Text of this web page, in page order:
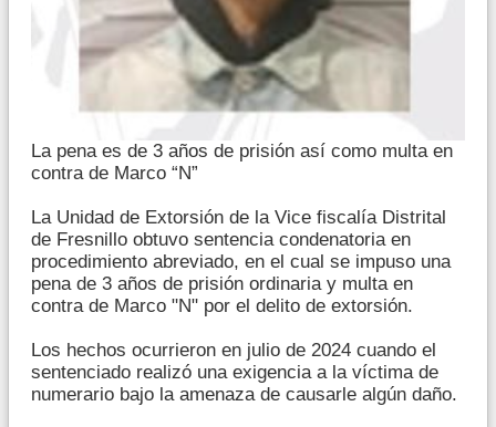
La pena es de 3 años de prisión así como multa en
contra de Marco “N”
La Unidad de Extorsión de la Vice fiscalía Distrital
de Fresnillo obtuvo sentencia condenatoria en
procedimiento abreviado, en el cual se impuso una
pena de 3 años de prisión ordinaria y multa en
contra de Marco "N" por el delito de extorsión.
Los hechos ocurrieron en julio de 2024 cuando el
sentenciado realizó una exigencia a la víctima de
numerario bajo la amenaza de causarle algún daño.